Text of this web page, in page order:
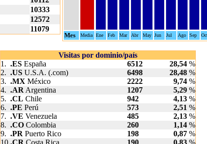
10333
12572
11079
Mes Media Ene Feb Mar Abr May Jun Jul Ago Sep
Visitas por dominio/país
1. .ES España 6512 28,54 %
2. .US U.S.A. (.com) 6498 28,48 %
3. .MX México 2222 9,74 %
4. .AR Argentina 1207 5,29 %
5. .CL Chile 942 4,13 %
6. .PE Perú 573 2,51 %
7. .VE Venezuela 485 2,13 %
8. .CO Colombia 260 1,14 %
9. .PR Puerto Rico 198 0,87 %
10..CR Costa Rica 190 0,83 %